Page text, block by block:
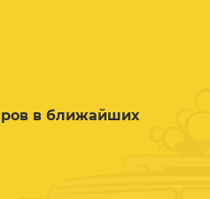
в ближайших